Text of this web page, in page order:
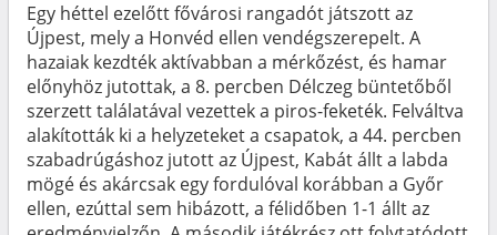
Egy héttel ezelőtt fővárosi rangadót játszott az
Újpest, mely a Honvéd ellen vendégszerepelt. A
hazaiak kezdték aktívabban a mérkőzést, és hamar
előnyhöz jutottak, a 8. percben Délczeg büntetőből
szerzett találatával vezettek a piros-feketék. Felváltva
alakították ki a helyzeteket a csapatok, a 44. percben
szabadrúgáshoz jutott az Újpest, Kabát állt a labda
mögé és akárcsak egy fordulóval korábban a Győr
ellen, ezúttal sem hibázott, a félidőben 1-1 állt az